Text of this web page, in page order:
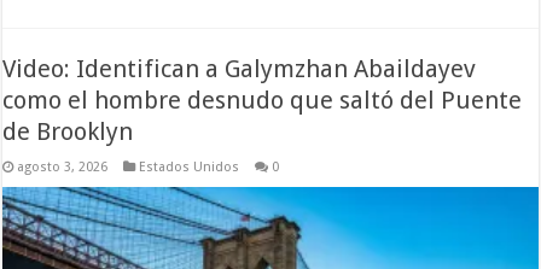
Video: Identifican a Galymzhan Abaildayev
como el hombre desnudo que saltó del Puente
de Brooklyn
agosto 3, 2026 Estados Unidos 0